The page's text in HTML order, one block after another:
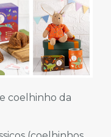
coelhinho da